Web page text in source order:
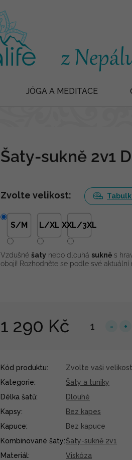
JÓGA A MEDITACE
Šaty-sukně 2v1
1 290 Kč
Zvolte velikost:
S/M L/XL XXL/3XL
Vzdušné šaty nebo dlouhá sukně s
obojí! Rozhodněte se podle své
Kód produktu:
Zvolte vaši velikost
Kategorie:
Šaty a tuniky
Délka šatů:
Dlouhé
Kapsy:
Bez kapes
Kapuce:
Bez kapuce
Kombinované šaty:Šaty-sukně 2v1
Materiál:
Viskóza